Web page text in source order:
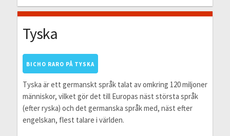
Tyska
BICHO RARO PÅ TYSKA
Tyska är ett germanskt språk talat av omkring 120 miljoner
människor, vilket gör det till Europas näst största språk
(efter ryska) och det germanska språk med, näst efter
engelskan, flest talare i världen.